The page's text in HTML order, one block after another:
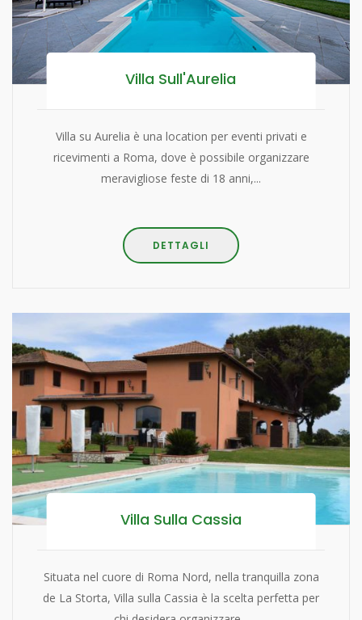
Villa Sull'Aurelia
Villa su Aurelia è una location per eventi privati e
ricevimenti a Roma, dove è possibile organizzare
meravigliose feste di 18 anni,...
DETTAGLI
Villa Sulla Cassia
Situata nel cuore di Roma Nord, nella tranquilla zona
de La Storta, Villa sulla Cassia è la scelta perfetta per